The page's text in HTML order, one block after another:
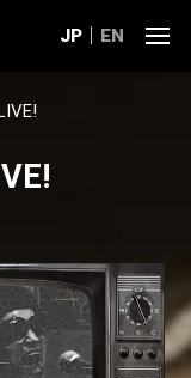
JP EN